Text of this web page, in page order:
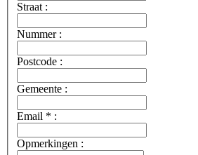
Straat :
Nummer :
Postcode :
Gemeente :
Email * :
Opmerkingen :